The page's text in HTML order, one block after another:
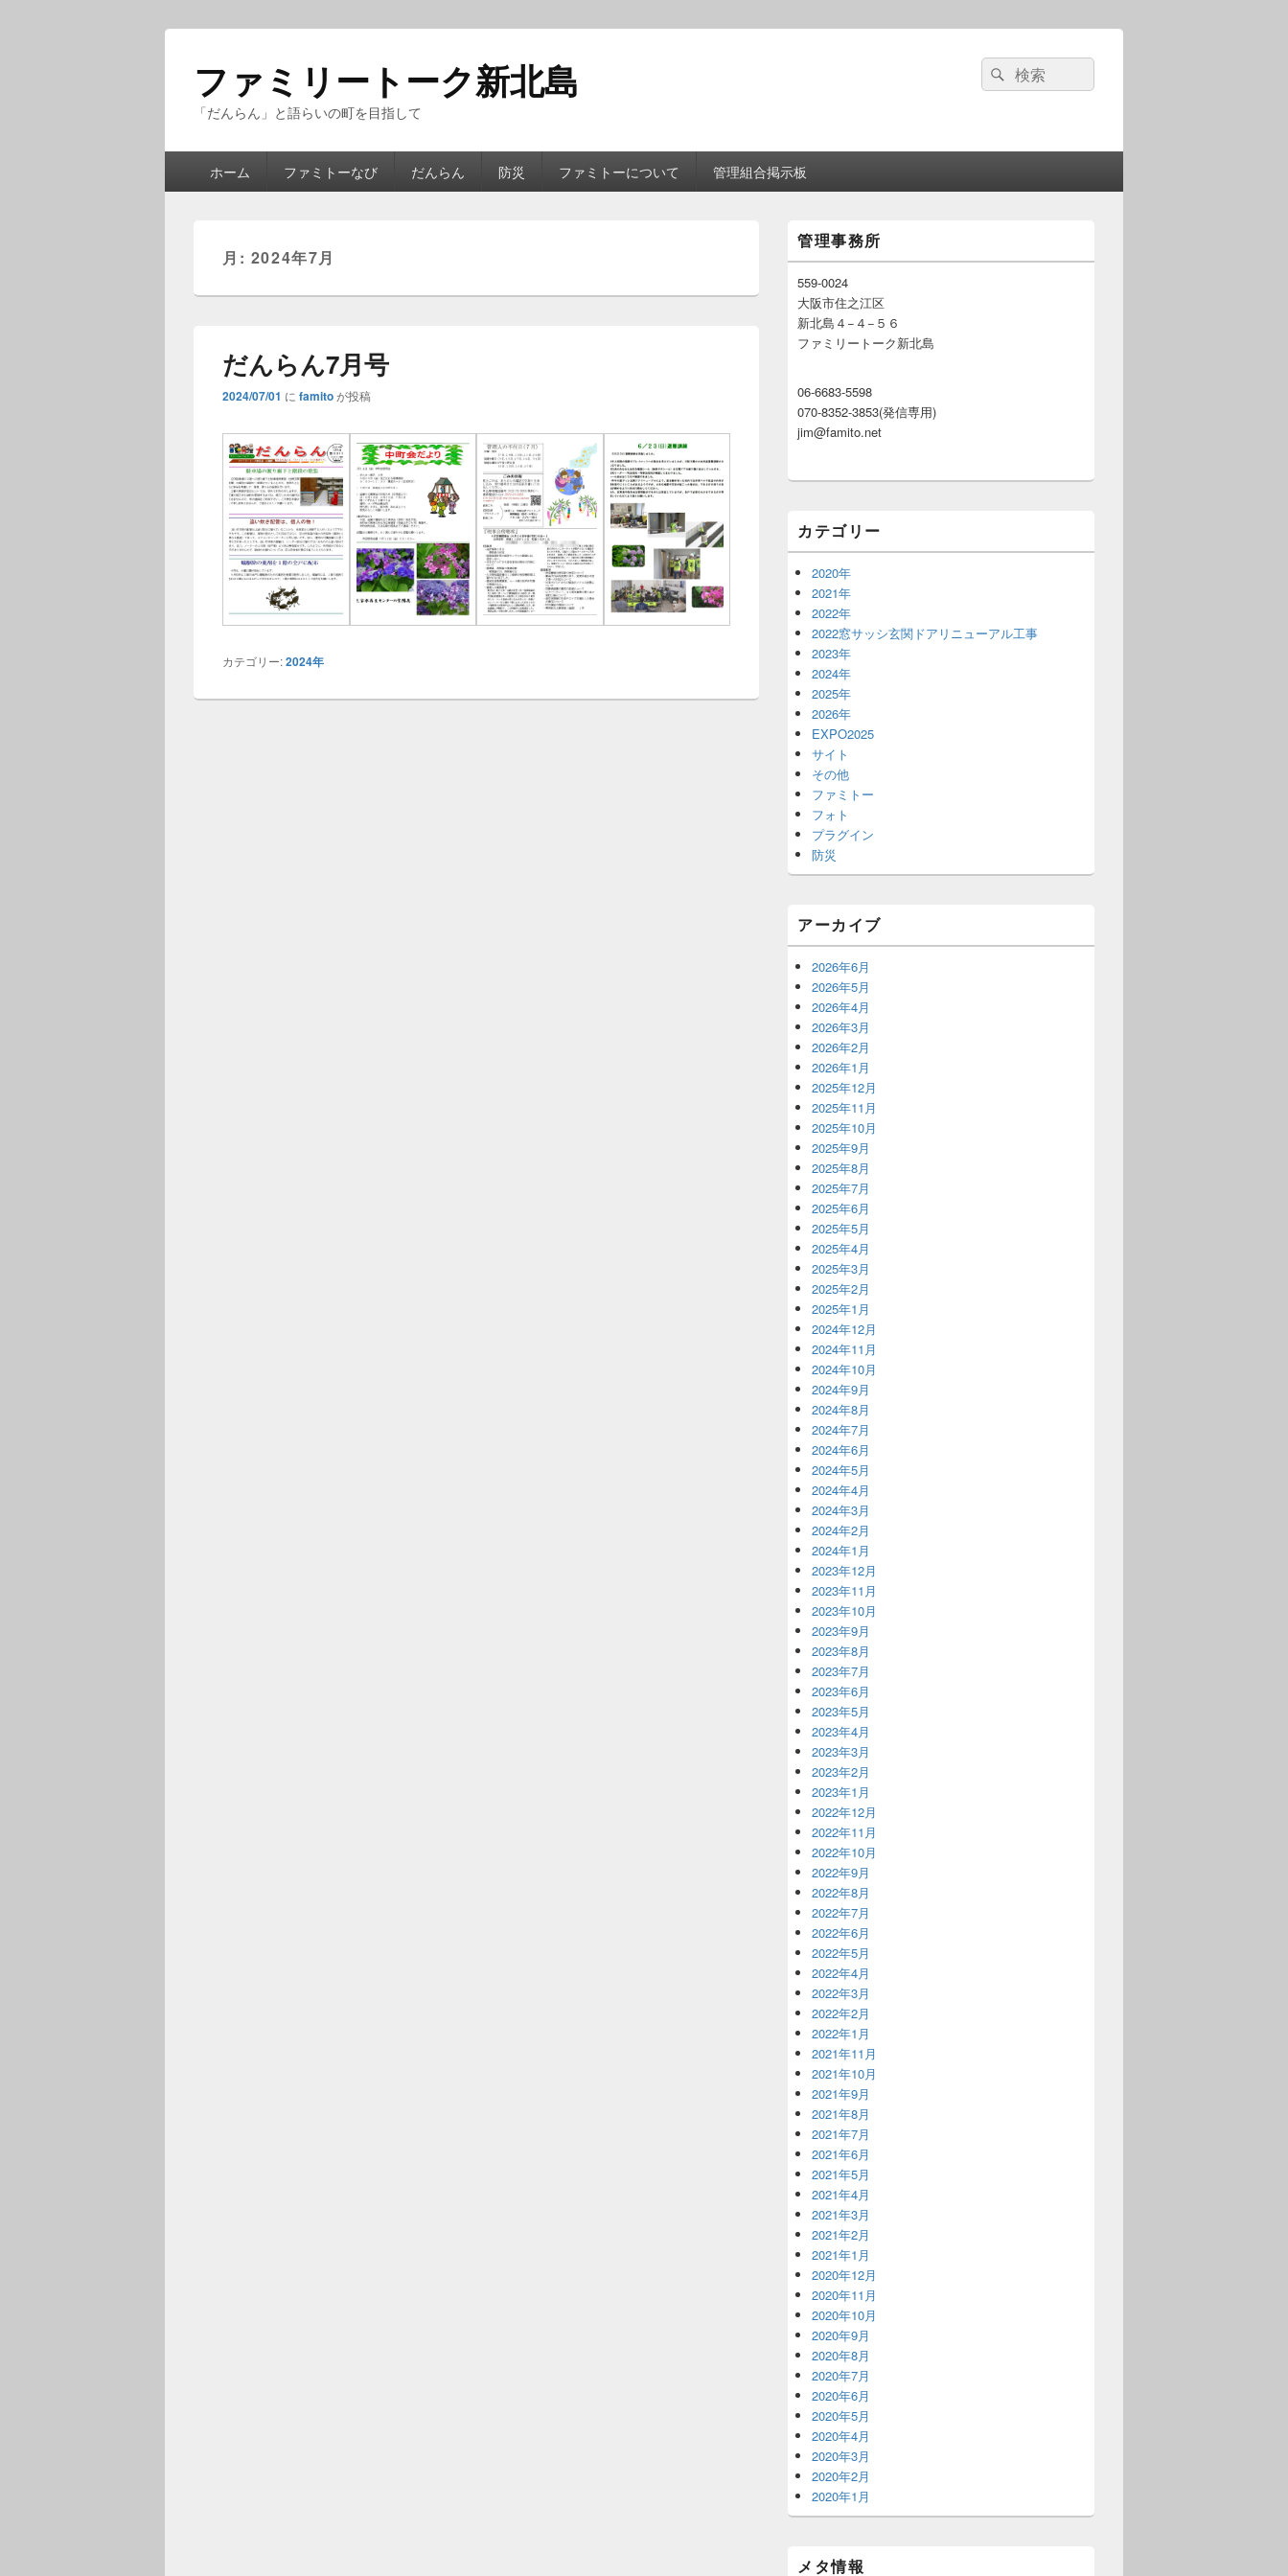
ファミリートーク新北島
「だんらん」と語らいの町を目指して
検
索:
検
索
ホーム ファミトーなび だんらん 防災 ファミトーについて 管理組合掲示板
月: 2024年7月
だんらん7月号
2024/07/01 に famitoが投稿
カテゴリー:2024年
イ
ン
サ
イ
ド
バ
ジ
ェ
ッ
リ
管理事務所
559-0024
大阪市住之江区
新北島４−４−５６
ファミリートーク新北島
06-6683-5598
070-8352-3853(発信専用)
jim@famito.net
カテゴリー
2020年
2021年
2022年
2022窓サッシ玄関ドアリニューアル工事
2023年
2024年
2025年
2026年
EXPO2025
サイト
その他
ファミトー
フォト
プラグイン
防災
アーカイブ
2026年6月
2026年5月
2026年4月
2026年3月
2026年2月
2026年1月
2025年12月
2025年11月
2025年10月
2025年9月
2025年8月
2025年7月
2025年6月
2025年5月
2025年4月
2025年3月
2025年2月
2025年1月
2024年12月
2024年11月
2024年10月
2024年9月
2024年8月
2024年7月
2024年6月
2024年5月
2024年4月
2024年3月
2024年2月
2024年1月
2023年12月
2023年11月
2023年10月
2023年9月
2023年8月
2023年7月
2023年6月
2023年5月
2023年4月
2023年3月
2023年2月
2023年1月
2022年12月
2022年11月
2022年10月
2022年9月
2022年8月
2022年7月
2022年6月
2022年5月
2022年4月
2022年3月
2022年2月
2022年1月
2021年11月
2021年10月
2021年9月
2021年8月
2021年7月
2021年6月
2021年5月
2021年4月
2021年3月
2021年2月
2021年1月
2020年12月
2020年11月
2020年10月
2020年9月
2020年8月
2020年7月
2020年6月
2020年5月
2020年4月
2020年3月
2020年2月
2020年1月
メタ情報